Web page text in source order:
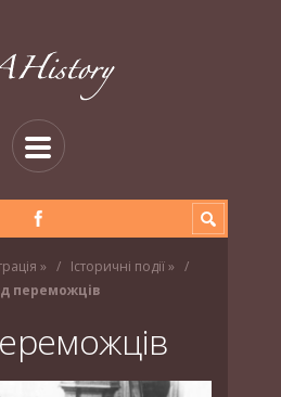
» Історичні події»
переможців